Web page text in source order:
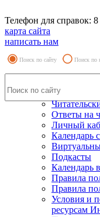
Телефон для справок:
карта сайта
написать нам
Поиск по сайту Поиск по
Ответы на
Личный
Календарь
Подкасты
Календарь
Правила
Правила
Условия и
ресурсам